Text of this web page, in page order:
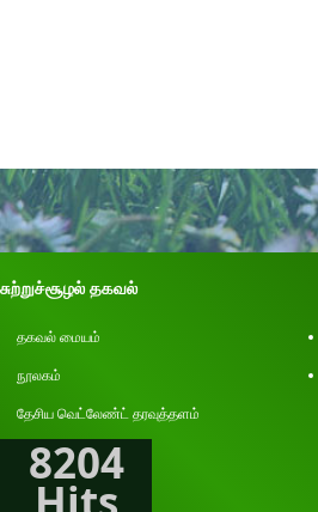
சுற்றுச்சூழல் தகவல்
தகவல் மையம்
நூலகம்
தேசிய வெட்லேண்ட் தரவுத்தளம்
8204